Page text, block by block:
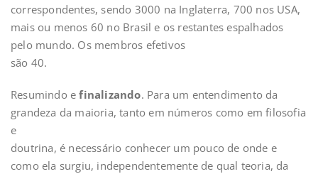
correspondentes, sendo 3000 na Inglaterra, 700 nos USA,
mais ou menos 60 no Brasil e os restantes espalhados
pelo mundo. Os membros efetivos
são 40.
Resumindo efinalizando. Para um entendimento da
grandeza da maioria, tanto em números como em filosofia
e
doutrina, é necessário conhecer um pouco de onde e
como ela surgiu, independentemente de qual teoria, da